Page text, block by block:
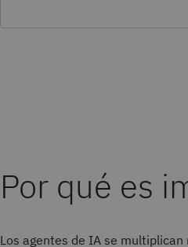
Por qué es
Los agentes de IA se